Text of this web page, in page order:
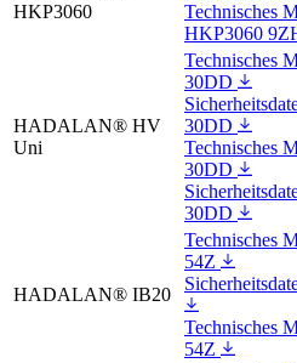
HKP3060
Technisches
HKP3060
HADALAN® HV
Uni
Technisches
30DD
30DD
Technisches
30DD
30DD
HADALAN® IB20
Technisches
54Z
Technisches
54Z